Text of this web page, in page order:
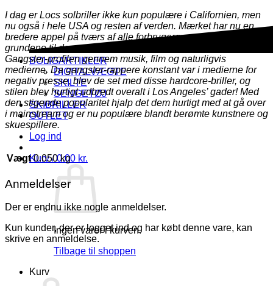
BOLIGARTIKLER
DIGITALVÆGTE
SKILTE
SENGETØJ
SKIBRILLER
OUTLET
Log ind
Kurv /0.00 kr.
Ingen varer i kurven.
Tilbage til shoppen
Kurv
I dag er Locs solbriller ikke kun populære i Californien, men
nu også i hele USA og resten af verden. Mærket har nu en
bredere appel på tværs af alle forbrugergrupper. En af
grundene til denne popularitet er den glorificering af L.A.
Gangster-profilen gennem musik, film og naturligvis
medierne. Da gangster-rappere konstant var i medierne for
negativ presse, blev de set med disse hardcore-briller, og
stilen blev hurtigt udbredt overalt i Los Angeles’ gader! Med
den stigende popularitet hjalp det dem hurtigt med at gå over
i mainstream og er nu populære blandt berømte kunstnere og
skuespillere.
Vægt 0.050 kg
Anmeldelser
Der er endnu ikke nogle anmeldelser.
Kun kunder, der er logget ind og har købt denne vare, kan
skrive en anmeldelse.